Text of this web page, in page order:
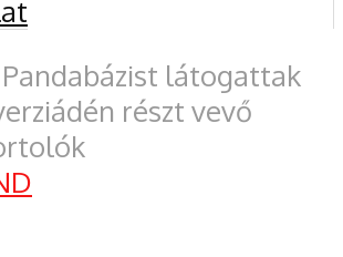
Pandabázist látogattak
részt vevő